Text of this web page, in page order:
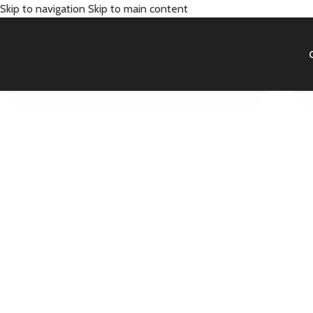
Skip to navigation Skip to main content